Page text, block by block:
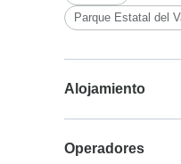
Parque Estatal del
Alojamiento
Operadores